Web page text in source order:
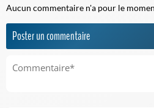
Aucun commentaire n'a pour le
Poster un commentaire